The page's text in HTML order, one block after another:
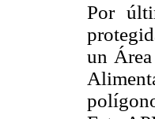
Por
un